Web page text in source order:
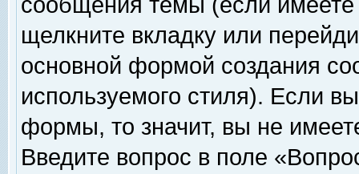
щелкните вкладку или
основной формой создания
используемого стиля). Если
формы, то значит, вы не
Введите вопрос в поле